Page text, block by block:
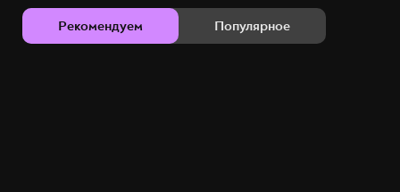
Рекомендуем Популярное